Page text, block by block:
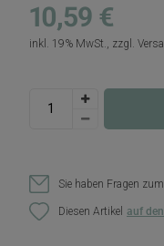
10,59 €
inkl. 19% MwSt., zzgl.
Sie haben Fragen
Diesen Artikel